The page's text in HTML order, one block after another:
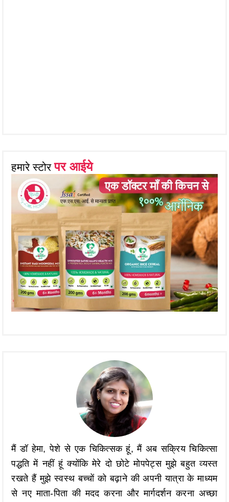
हमारे स्टोरपर आईये
मैं डॉ हेमा, पेशे से एक चिकित्सक हूं, मैं अब सक्रिय चिकित्सा
पद्धति में नहीं हूं क्योंकि मेरे दो छोटे मोपपेट्स मुझे बहुत व्यस्त
रखते हैं मुझे स्वस्थ बच्चों को बढ़ाने की अपनी यात्रा के माध्यम
से नए माता-पिता की मदद करना और मार्गदर्शन करना अच्छा